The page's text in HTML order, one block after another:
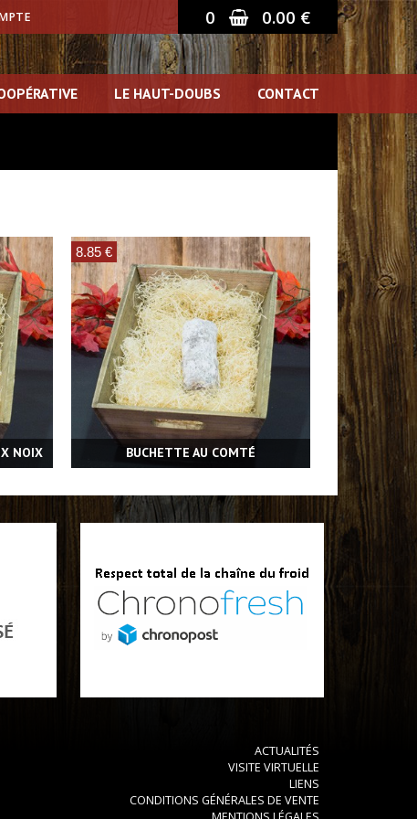
0 0.00 €
LE HAUT-DOUBS CONTACT
NOIX
8.85 €
BUCHETTE AU COMTÉ
ACTUALITÉS
VISITE VIRTUELLE
LIENS
CONDITIONS GÉNÉRALES DE VENTE